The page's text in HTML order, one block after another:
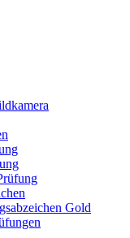
Gold